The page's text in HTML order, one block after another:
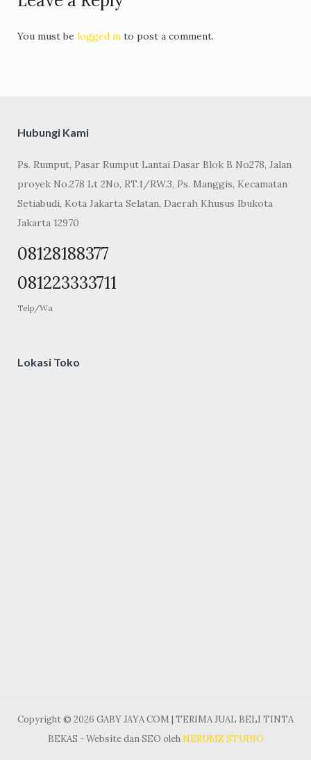
You must be logged in to post a comment.
Hubungi Kami
Ps. Rumput, Pasar Rumput Lantai Dasar Blok B No278, Jalan
proyek No.278 Lt 2No, RT.1/RW.3, Ps. Manggis, Kecamatan
Setiabudi, Kota Jakarta Selatan, Daerah Khusus Ibukota
Jakarta 12970
08128188377
081223333711
Telp/Wa
Lokasi Toko
Copyright © 2026 GABY JAYA COM | TERIMA JUAL BELI TINTA
BEKAS - Website dan SEO oleh NERUMZ STUDIO